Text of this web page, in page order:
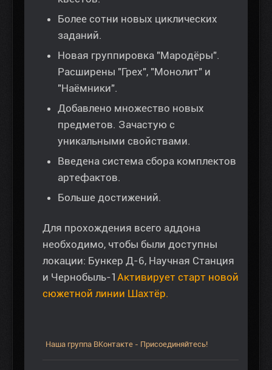
Более сотни новых циклических
заданий.
Новая группировка "Мародёры".
Расширены "Грех", "Монолит" и
"Наёмники".
Добавлено множество новых
предметов. Зачастую с
уникальными свойствами.
Введена система сбора комплектов
артефактов.
Больше достижений.
Для прохождения всего аддона
необходимо, чтобы были доступны
локации: Бункер Д-6, Научная Станция
и Чернобыль-1 Активирует старт новой
сюжетной линии Шахтёр.
Наша группа ВКонтакте - Присоединяйтесь!